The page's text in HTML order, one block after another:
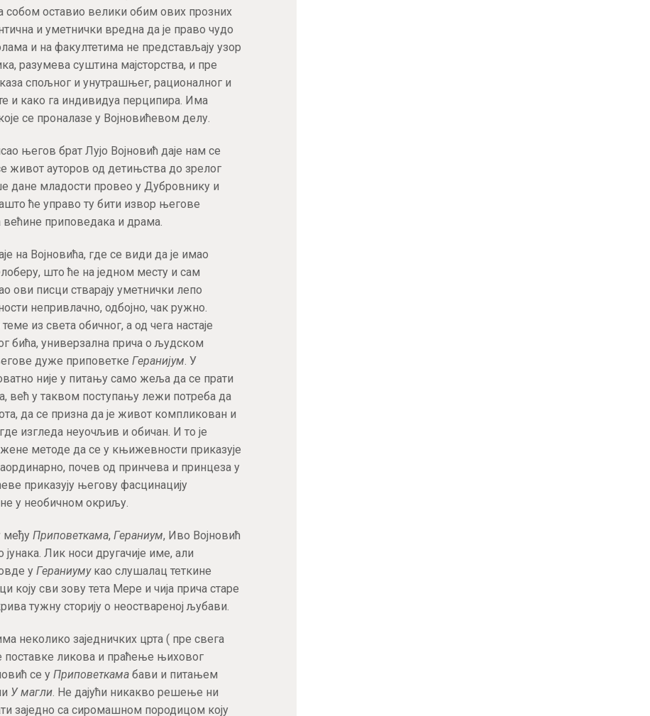
собом оставио велики обим ових прозних
и уметнички вредна да је право чудо
и на факултетима не представљају узор
разумева суштина мајсторства, и пре
спољног и унутрашњег, рационалног и
и како га индивидуа перципира. Има
се проналазе у Војновићевом делу.
његов брат Лујо Војновић даје нам се
живот ауторов од детињства до зрелог
дане младости провео у Дубровнику и
ће управо ту бити извор његове
већине приповедака и драма.
на Војновића, где се види да је имао
што ће на једном месту и сам
ови писци стварају уметнички лепо
непривлачно, одбојно, чак ружно.
из света обичног, а од чега настаје
бића, универзална прича о људском
дуже приповетке Геранијум. У
није у питању само жеља да се прати
у таквом поступању лежи потреба да
да се призна да је живот компликован и
изгледа неуочљив и обичан. И то је
методе да се у књижевности приказује
почев од принчева и принцеза у
приказују његову фасцинацију
у необичном окриљу.
међу Приповеткама, Гераниум, Иво Војновић
Лик носи другачије име, али
у Гераниумукао слушалац теткине
коју сви зову тета Мере и чија прича старе
тужну сторију о неоствареној љубави.
неколико заједничких црта ( пре свега
ликова и праћење њиховог
се у Приповеткамабави и питањем
У магли. Не дајући никакво решење ни
заједно са сиромашном породицом коју